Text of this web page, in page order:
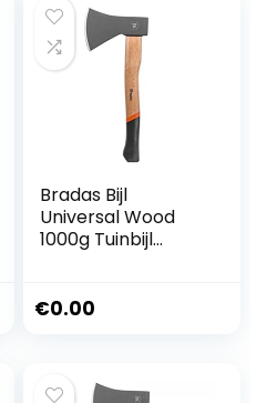
Bradas Bijl
Universal Wood
1000g Tuinbijl
€0.00